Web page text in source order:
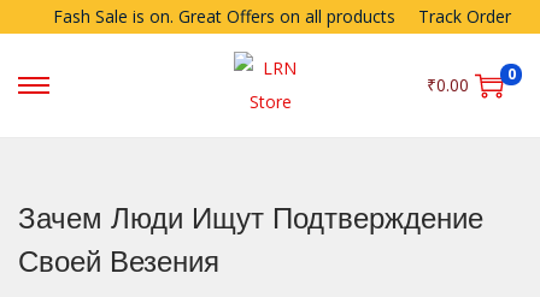
Fash Sale is on. Great Offers on all products Track Order
₹0.00 0
Зачем Люди Ищут Подтверждение
Своей Везения